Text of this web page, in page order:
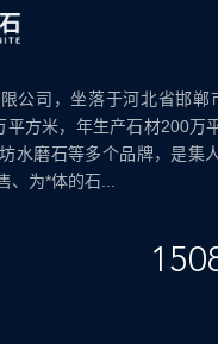
公司，坐落于河北省邯郸
平方米，年生产石材200万
水磨石等多个品牌，是集
、为*体的石...